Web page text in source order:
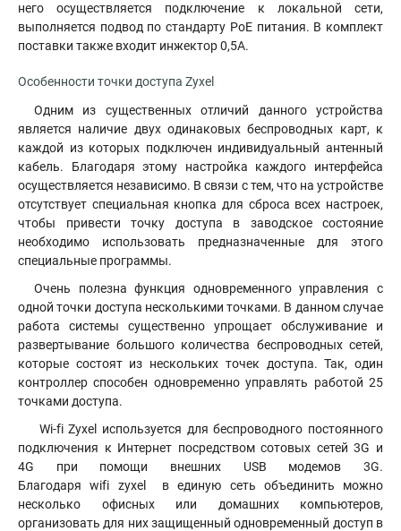
него осуществляется подключение к локальной сети,
выполняется подвод по стандарту РоЕ питания. В комплект
поставки также входит инжектор 0,5А.
Особенности точки доступа Zyxel
Одним из существенных отличий данного устройства
является наличие двух одинаковых беспроводных карт, к
каждой из которых подключен индивидуальный антенный
кабель. Благодаря этому настройка каждого интерфейса
осуществляется независимо. В связи с тем, что на устройстве
отсутствует специальная кнопка для сброса всех настроек,
чтобы привести точку доступа в заводское состояние
необходимо использовать предназначенные для этого
специальные программы.
Очень полезна функция одновременного управления с
одной точки доступа несколькими точками. В данном случае
работа системы существенно упрощает обслуживание и
развертывание большого количества беспроводных сетей,
которые состоят из нескольких точек доступа. Так, один
контроллер способен одновременно управлять работой 25
точками доступа.
Wi-fi Zyxel используется для беспроводного постоянного
подключения к Интернет посредством сотовых сетей 3G и
4G при помощи внешних USB модемов 3G.
Благодаря wifi zyxel в единую сеть объединить можно
несколько офисных или домашних компьютеров,
организовать для них защищенный одновременный доступ в